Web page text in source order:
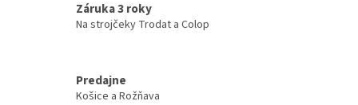
p
i
Záruka 3 roky
Na strojčeky Trodat a Colop
Predajne
Košice a Rožňava